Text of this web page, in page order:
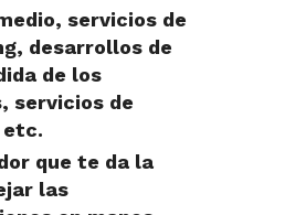
servicios de
desarrollos de
de los
servicios de
etc.
que te da la
las